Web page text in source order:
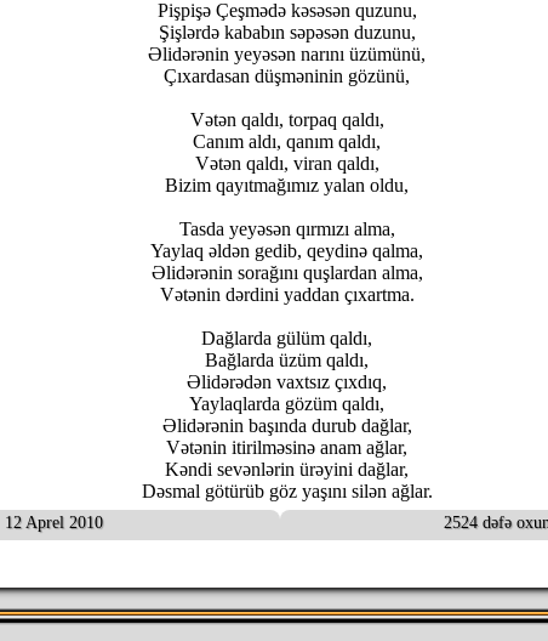
Pişpişə Çeşmədə kəsəsən quzunu,
Şişlərdə kababın səpəsən duzunu,
Əlidərənin yeyəsən narını üzümünü,
Çıxardasan düşməninin gözünü,
Vətən qaldı, torpaq qaldı,
Canım aldı, qanım qaldı,
Vətən qaldı, viran qaldı,
Bizim qayıtmağımız yalan oldu,
Tasda yeyəsən qırmızı alma,
Yaylaq əldən gedib, qeydinə qalma,
Əlidərənin sorağını quşlardan alma,
Vətənin dərdini yaddan çıxartma.
Dağlarda gülüm qaldı,
Bağlarda üzüm qaldı,
Əlidərədən vaxtsız çıxdıq,
Yaylaqlarda gözüm qaldı,
Əlidərənin başında durub dağlar,
Vətənin itirilməsinə anam ağlar,
Kəndi sevənlərin ürəyini dağlar,
Dəsmal götürüb göz yaşını silən ağlar.
12 Aprel 2010 2524 dəfə